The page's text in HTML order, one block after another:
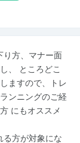
り方、マナー面
、 ところどこ
ますので、トレ
ンニングのご経
にもオススメ
る方が対象にな